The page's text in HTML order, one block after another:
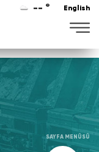
-- ° English
SAYFA MENÜSÜ